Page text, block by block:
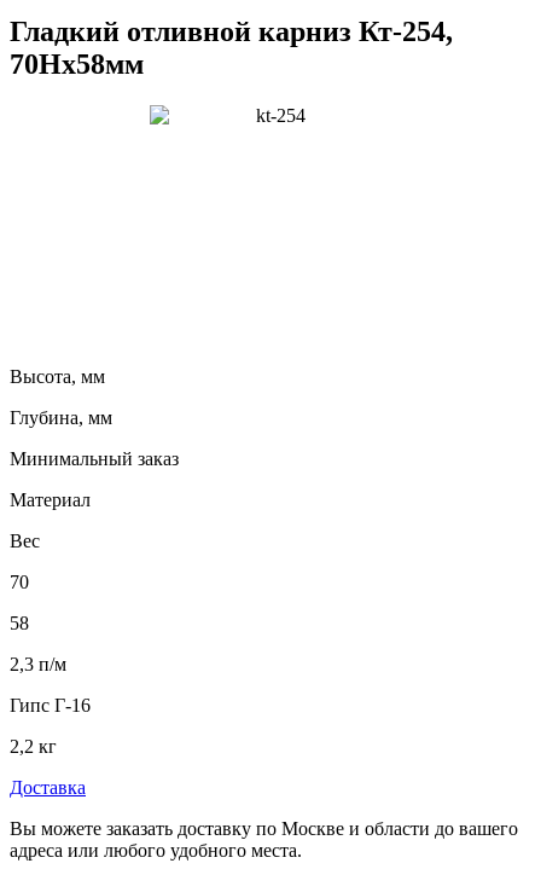
Гладкий отливной карниз Кт-254,
70Hx58мм
Высота, мм
Глубина, мм
Минимальный заказ
Материал
Вес
70
58
2,3 п/м
Гипс Г-16
2,2 кг
Доставка
Вы можете заказать доставку по Москве и области до вашего
адреса или любого удобного места.